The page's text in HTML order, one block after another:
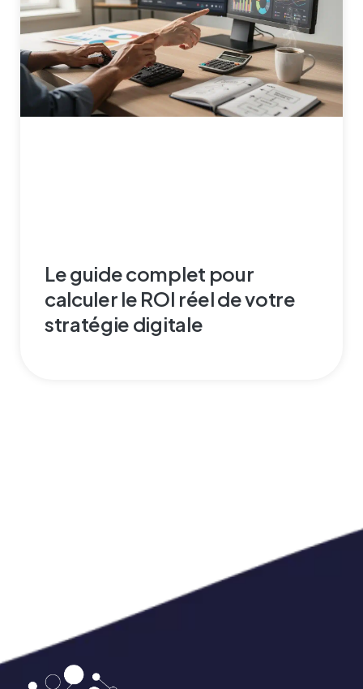
Le guide complet pour
calculer le ROI réel de votre
stratégie digitale